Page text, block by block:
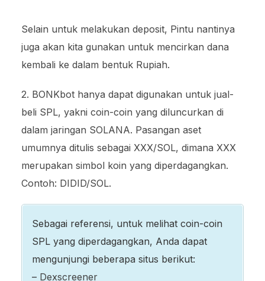
Selain untuk melakukan deposit, Pintu nantinya
juga akan kita gunakan untuk mencirkan dana
kembali ke dalam bentuk Rupiah.
2. BONKbot hanya dapat digunakan untuk jual-
beli SPL, yakni coin-coin yang diluncurkan di
dalam jaringan SOLANA. Pasangan aset
umumnya ditulis sebagai XXX/SOL, dimana XXX
merupakan simbol koin yang diperdagangkan.
Contoh: DIDID/SOL.
Sebagai referensi, untuk melihat coin-coin
SPL yang diperdagangkan, Anda dapat
mengunjungi beberapa situs berikut:
– Dexscreener